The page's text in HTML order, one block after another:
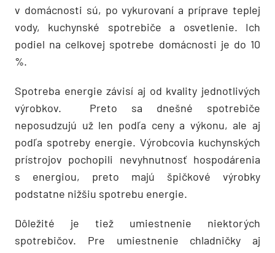
v domácnosti sú, po vykurovaní a príprave teplej
vody, kuchynské spotrebiče a osvetlenie. Ich
podiel na celkovej spotrebe domácnosti je do 10
%.
Spotreba energie závisí aj od kvality jednotlivých
výrobkov. Preto sa dnešné spotrebiče
neposudzujú už len podľa ceny a výkonu, ale aj
podľa spotreby energie. Výrobcovia kuchynských
prístrojov pochopili nevyhnutnosť hospodárenia
s energiou, preto majú špičkové výrobky
podstatne nižšiu spotrebu energie.
Dôležité je tiež umiestnenie niektorých
spotrebičov. Pre umiestnenie chladničky aj